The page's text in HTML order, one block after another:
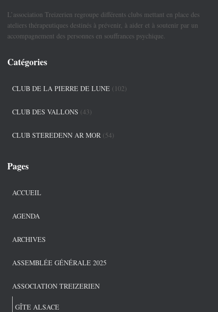
L’association Treizerien regroupe différents clubs mettant en place des
ateliers thérapeutiques destinés à prévenir, à aider et à soutenir par un
accompagnement des personnes en souffrances psychique.
Catégories
CLUB DE LA PIERRE DE LUNE (102)
CLUB DES VALLONS (43)
CLUB STEREDENN AR MOR (54)
Pages
ACCUEIL
AGENDA
ARCHIVES
ASSEMBLÉE GÉNÉRALE 2025
ASSOCIATION TREIZERIEN
GÎTE ALSACE